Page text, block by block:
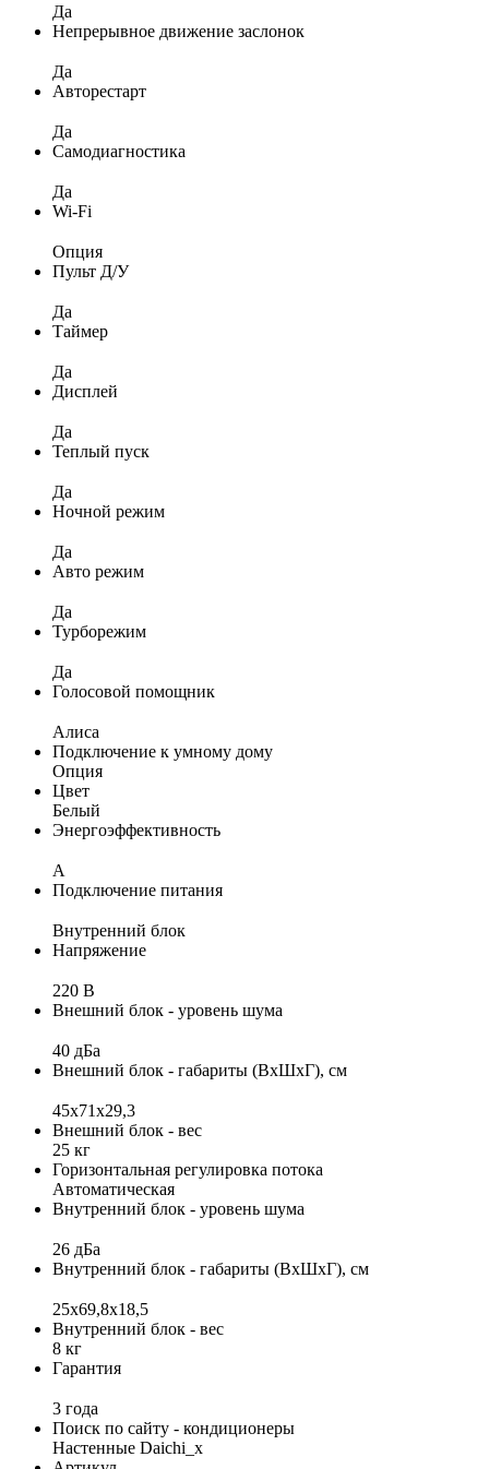
Да
Непрерывное движение заслонок
Да
Авторестарт
Да
Самодиагностика
Да
Wi-Fi
Опция
Пульт Д/У
Да
Таймер
Да
Дисплей
Да
Теплый пуск
Да
Ночной режим
Да
Авто режим
Да
Турборежим
Да
Голосовой помощник
Алиса
Подключение к умному дому
Опция
Цвет
Белый
Энергоэффективность
A
Подключение питания
Внутренний блок
Напряжение
220 В
Внешний блок - уровень шума
40 дБа
Внешний блок - габариты (ВхШхГ), см
45x71x29,3
Внешний блок - вес
25 кг
Горизонтальная регулировка потока
Автоматическая
Внутренний блок - уровень шума
26 дБа
Внутренний блок - габариты (ВхШхГ), см
25x69,8x18,5
Внутренний блок - вес
8 кг
Гарантия
3 года
Поиск по сайту - кондиционеры
Настенные Daichi_x